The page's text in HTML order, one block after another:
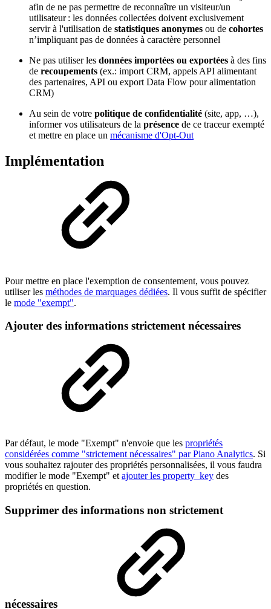
afin de ne pas permettre de reconnaître un visiteur/un
utilisateur : les données collectées doivent exclusivement
servir à l'utilisation de statistiques anonymes ou de cohortes
n’impliquant pas de données à caractère personnel
Ne pas utiliser les données importées ou exportées à des fins
de recoupements (ex.: import CRM, appels API alimentant
des partenaires, API ou export Data Flow pour alimentation
CRM)
Au sein de votre politique de confidentialité (site, app, …),
informer vos utilisateurs de la présence de ce traceur exempté
et mettre en place un mécanisme d'Opt-Out
Implémentation
Pour mettre en place l'exemption de consentement, vous pouvez
utiliser les méthodes de marquages dédiées. Il vous suffit de spécifier
le mode "exempt".
Ajouter des informations strictement nécessaires
Par défaut, le mode "Exempt" n'envoie que les propriétés
considérées comme "strictement nécessaires" par Piano Analytics. Si
vous souhaitez rajouter des propriétés personnalisées, il vous faudra
modifier le mode "Exempt" et ajouter les property_key des
propriétés en question.
Supprimer des informations non strictement
nécessaires